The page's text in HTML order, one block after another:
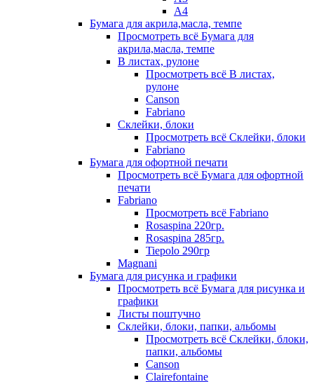
А4
Бумага для акрила,масла, темпе
Просмотреть всё Бумага для
акрила,масла, темпе
В листах, рулоне
Просмотреть всё В листах,
рулоне
Canson
Fabriano
Склейки, блоки
Просмотреть всё Склейки, блоки
Fabriano
Бумага для офортной печати
Просмотреть всё Бумага для офортной
печати
Fabriano
Просмотреть всё Fabriano
Rosaspina 220гр.
Rosaspina 285гр.
Tiepolo 290гр
Magnani
Бумага для рисунка и графики
Просмотреть всё Бумага для рисунка и
графики
Листы поштучно
Склейки, блоки, папки, альбомы
Просмотреть всё Склейки, блоки,
папки, альбомы
Canson
Clairefontaine